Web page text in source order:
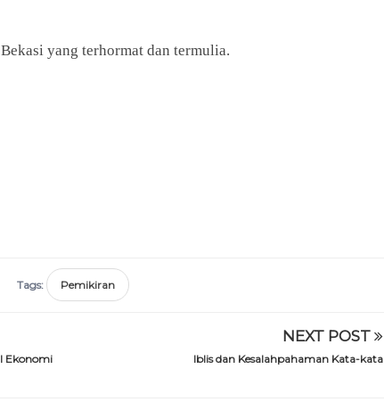
yang terhormat dan termulia.
Tags: Pemikiran
Ekonomi
NEXT POST
Iblis dan Kesalahpahaman Kata-kata